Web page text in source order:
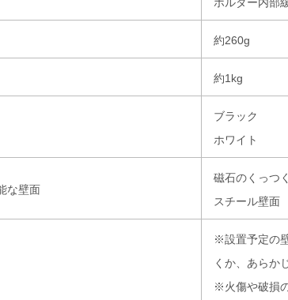
ホルダー内部
約260g
約1kg
ブラック
ホワイト
な壁面
磁石のくっつ
スチール壁面
※設置予定の
くか、あらか
※火傷や破損